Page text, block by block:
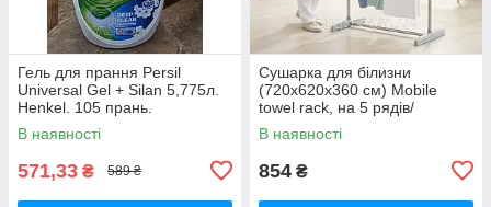
Гель для прання Persil
Universal Gel + Silan 5,775л.
Henkel. 105 прань.
В наявності
571,33 ₴ 589 ₴
Сушарка для білизни
(720х620х360 см) Mobile
towel rack, на 5 рядів/
Напальне сушіння для одягу.
Алюміній + ABS пластик.
В наявності
854 ₴